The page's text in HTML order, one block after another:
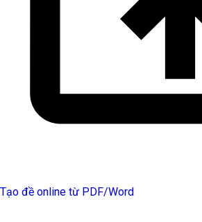
Tạo đề online từ PDF/Word